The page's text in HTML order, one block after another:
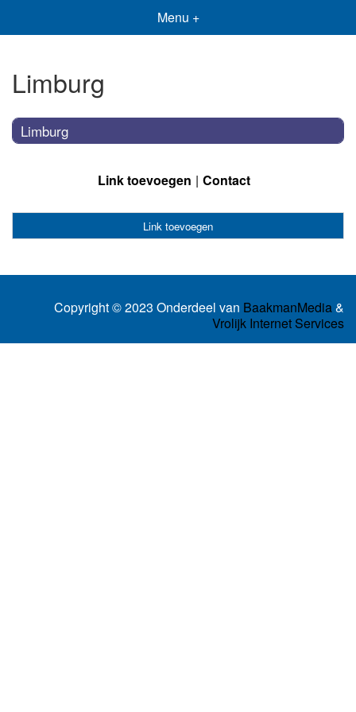
Menu +
Limburg
Limburg
Link toevoegen Contact
Link toevoegen
Copyright © 2023 Onderdeel van BaakmanMedia&
Vrolijk Internet Services